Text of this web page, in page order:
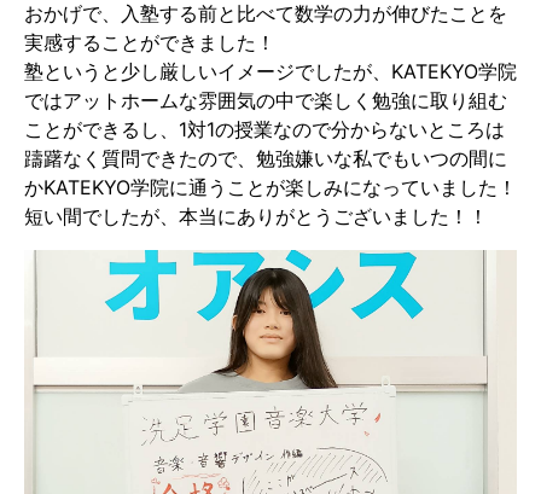
おかげで、入塾する前と比べて数学の力が伸びたことを
実感することができました！
塾というと少し厳しいイメージでしたが、KATEKYO学院
ではアットホームな雰囲気の中で楽しく勉強に取り組む
ことができるし、1対1の授業なので分からないところは
躊躇なく質問できたので、勉強嫌いな私でもいつの間に
かKATEKYO学院に通うことが楽しみになっていました！
短い間でしたが、本当にありがとうございました！！